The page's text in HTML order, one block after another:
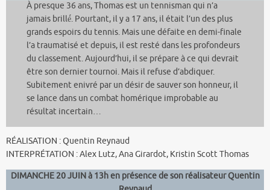
À presque 36 ans, Thomas est un tennisman qui n’a
jamais brillé́. Pourtant, il y a 17 ans, il était l’un des plus
grands espoirs du tennis. Mais une défaite en demi-finale
l’a traumatisé et depuis, il est resté dans les profondeurs
du classement. Aujourd’hui, il se prépare à ce qui devrait
être son dernier tournoi. Mais il refuse d’abdiquer.
Subitement enivré par un désir de sauver son honneur, il
se lance dans un combat homérique improbable au
résultat incertain…
RÉALISATION : Quentin Reynaud
INTERPRÉTATION : Alex Lutz, Ana Girardot, Kristin Scott Thomas
DIMANCHE 20 JUIN à 13h en présence de son réalisateur Quentin